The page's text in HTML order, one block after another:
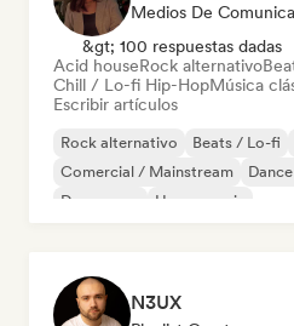
Medios De
&gt; 100 respuestas dadas
Acid houseRock alternativo
Chill / Lo-fi Hip-HopMúsica
Escribir artículos
Rock alternativo Beats / Lo-fi
Comercial / Mainstream
Dream pop
House music
N3UX